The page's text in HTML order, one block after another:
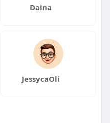
Daina
JessycaOli